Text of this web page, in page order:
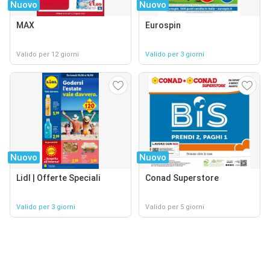
Nuovo
MAX
Valido per 12 giorni
Nuovo
Eurospin
Valido per 3 giorni
Nuovo
Lidl | Offerte Speciali
Valido per 3 giorni
Nuovo
Conad Superstore
Valido per 5 giorni